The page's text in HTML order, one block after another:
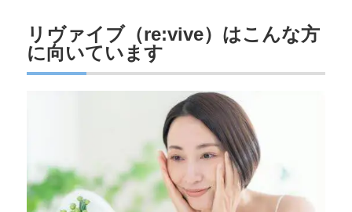
リヴァイブ（re:vive）はこんな方
に向いています